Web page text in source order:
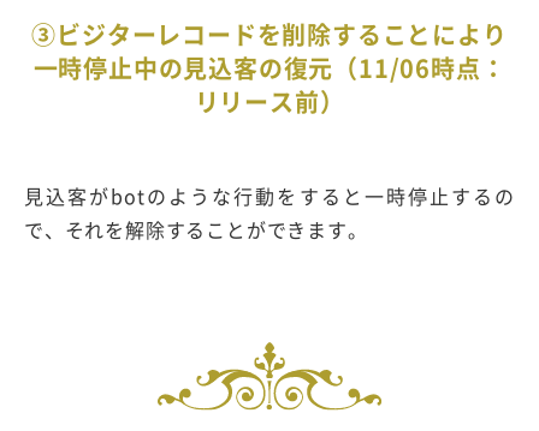
③ビジターレコードを削除することにより
一時停止中の見込客の復元（11/06時点：
リリース前）
見込客がbotのような行動をすると一時停止するの
で、それを解除することができます。